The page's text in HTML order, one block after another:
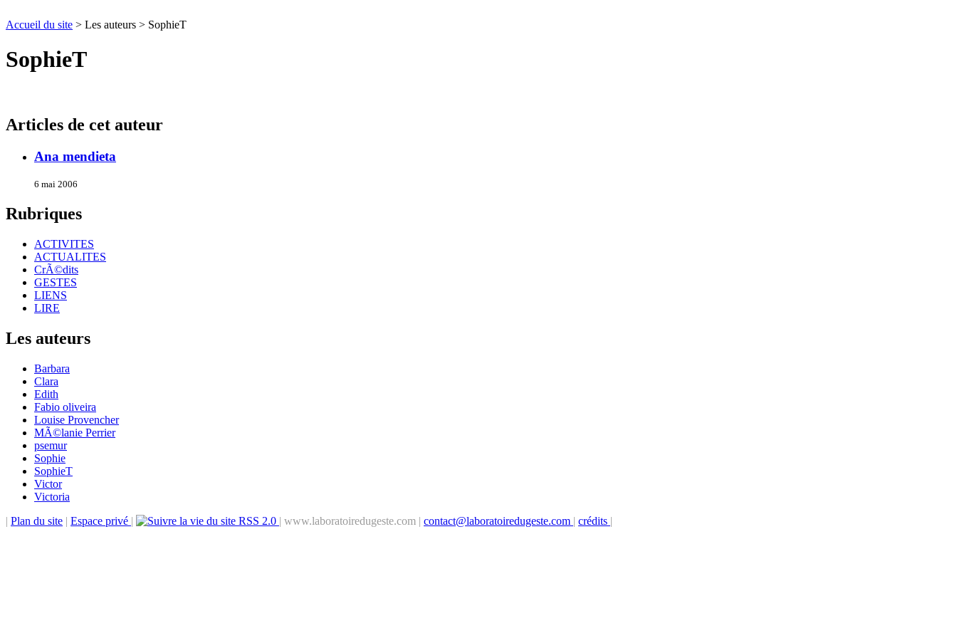
Accueil du site > Les auteurs > SophieT
SophieT
Articles de cet auteur
Ana mendieta
6 mai 2006
Rubriques
ACTIVITES
ACTUALITES
CrÃ©dits
GESTES
LIENS
LIRE
Les auteurs
Barbara
Clara
Edith
Fabio oliveira
Louise Provencher
MÃ©lanie Perrier
psemur
Sophie
SophieT
Victor
Victoria
| Plan du site | Espace privé | RSS 2.0 | www.laboratoiredugeste.com | contact@laboratoiredugeste.com | crédits |